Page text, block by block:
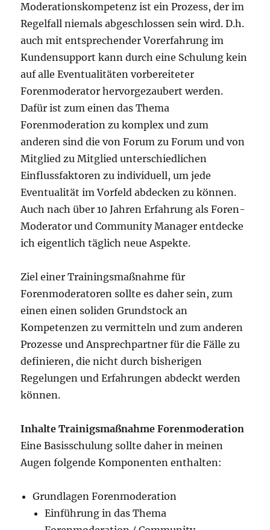
Moderationskompetenz ist ein Prozess, der im
Regelfall niemals abgeschlossen sein wird. D.h.
auch mit entsprechender Vorerfahrung im
Kundensupport kann durch eine Schulung kein
auf alle Eventualitäten vorbereiteter
Forenmoderator hervorgezaubert werden.
Dafür ist zum einen das Thema
Forenmoderation zu komplex und zum
anderen sind die von Forum zu Forum und von
Mitglied zu Mitglied unterschiedlichen
Einflussfaktoren zu individuell, um jede
Eventualität im Vorfeld abdecken zu können.
Auch nach über 10 Jahren Erfahrung als Foren-
Moderator und Community Manager entdecke
ich eigentlich täglich neue Aspekte.
Ziel einer Trainingsmaßnahme für
Forenmoderatoren sollte es daher sein, zum
einen einen soliden Grundstock an
Kompetenzen zu vermitteln und zum anderen
Prozesse und Ansprechpartner für die Fälle zu
definieren, die nicht durch bisherigen
Regelungen und Erfahrungen abdeckt werden
können.
Inhalte Trainigsmaßnahme Forenmoderation
Eine Basisschulung sollte daher in meinen
Augen folgende Komponenten enthalten:
Grundlagen Forenmoderation
Einführung in das Thema